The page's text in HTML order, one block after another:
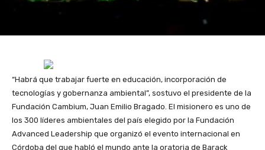
“Habrá que trabajar fuerte en educación, incorporación de
tecnologías y gobernanza ambiental”, sostuvo el presidente de la
Fundación Cambium, Juan Emilio Bragado. El misionero es uno de
los 300 líderes ambientales del país elegido por la Fundación
Advanced Leadership que organizó el evento internacional en
Córdoba del que habló el mundo ante la oratoria de Barack